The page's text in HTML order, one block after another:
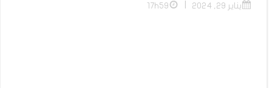
يناير 29, 2024 17h59